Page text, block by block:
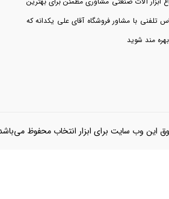
تلفنی با مشاور فروشگاه آقای علی یکدانه که
مند شوید
این وب سایت برای ابزار انتخاب محفوظ